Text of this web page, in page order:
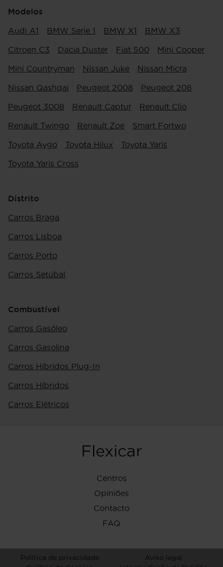
Modelos
Audi A1 BMW Serie 1 BMW X1 BMW X3
Citroen C3 Dacia Duster Fiat 500 Mini Cooper
Mini Countryman Nissan Juke Nissan Micra
Nissan Qashqai Peugeot 2008 Peugeot 208
Peugeot 3008 Renault Captur Renault Clio
Renault Twingo Renault Zoe Smart Fortwo
Toyota Aygo Toyota Hilux Toyota Yaris
Toyota Yaris Cross
Distrito
Carros Braga
Carros Lisboa
Carros Porto
Carros Setúbal
Combustível
Carros Gasóleo
Carros Gasolina
Carros Híbridos Plug-In
Carros Híbridos
Carros Elétricos
Flexicar
Centros
Opiniões
Contacto
FAQ
Politica de privacidade
Aviso legal